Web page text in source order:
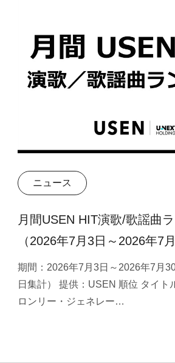
ニュース
月間USEN HIT演歌/歌謡曲
（2026年7月3日～2026年7
期間：2026年7月3日～2026年7月
日集計） 提供：USEN 順位 タイト
ロンリー・ジェネレー…